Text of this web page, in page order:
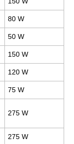
80 W
50 W
150 W
120 W
75 W
275 W
275 W